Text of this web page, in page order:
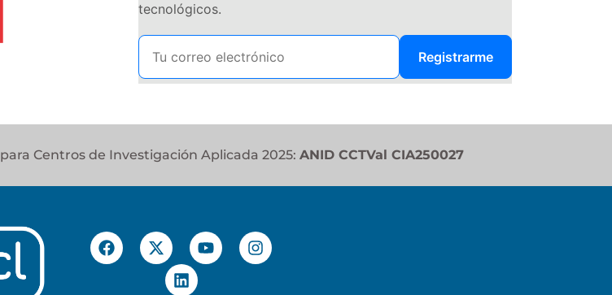
tecnológicos.
Registrarme
para Centros de Investigación Aplicada 2025: ANID CCTVal CIA250027